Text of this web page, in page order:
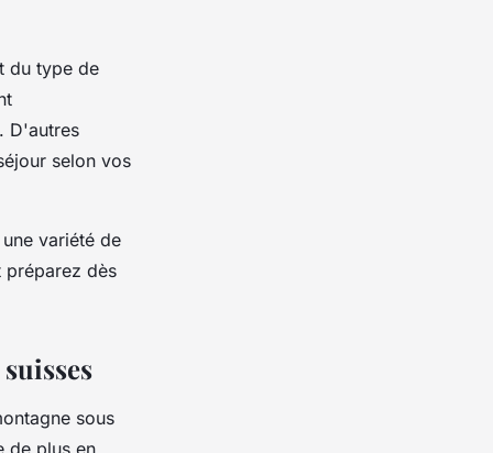
du type de
D'autres
selon vos
variété de
préparez dès
sous
de plus en